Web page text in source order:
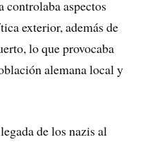
controlaba aspectos
exterior, además de
lo que provocaba
alemana local y
de los nazis al